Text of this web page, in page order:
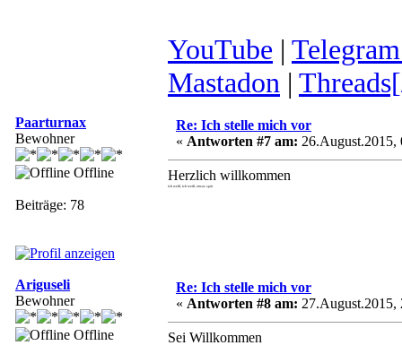
YouTube |
Mastadon |
Paarturnax
Bewohner
Offline
Beiträge: 78
Re: Ich stelle mich vor
« Antworten #7 am: 26.August.2015,
Herzlich willkommen
ich weiß, ich weiß, etwas spät
Ariguseli
Bewohner
Offline
Re: Ich stelle mich vor
« Antworten #8 am: 27.August.2015,
Sei Willkommen